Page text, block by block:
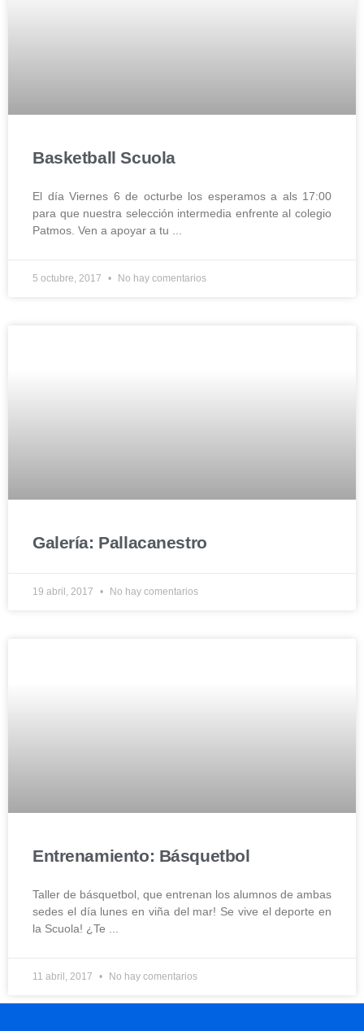
Basketball Scuola
El día Viernes 6 de octurbe los esperamos a als 17:00
para que nuestra selección intermedia enfrente al colegio
Patmos. Ven a apoyar a tu
5 octubre, 2017 No hay comentarios
Galería: Pallacanestro
19 abril, 2017 No hay comentarios
Entrenamiento: Básquetbol
Taller de básquetbol, que entrenan los alumnos de ambas
sedes el día lunes en viña del mar! Se vive el deporte en
la Scuola! ¿Te
11 abril, 2017 No hay comentarios